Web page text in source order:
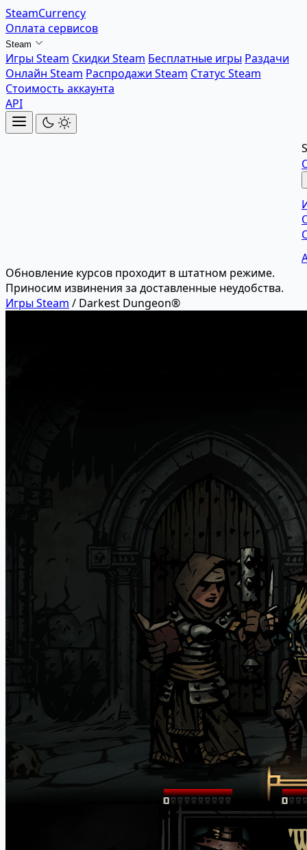
SteamCurrency
Оплата сервисов
Steam
Игры Steam Скидки Steam Бесплатные игры Раздачи
Онлайн Steam Распродажи Steam Статус Steam
Стоимость аккаунта
API
Обновление курсов проходит в штатном режиме.
Приносим извинения за доставленные неудобства.
Игры Steam / Darkest Dungeon®